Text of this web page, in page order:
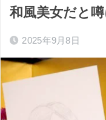
和風美女だと
2025年9月8日